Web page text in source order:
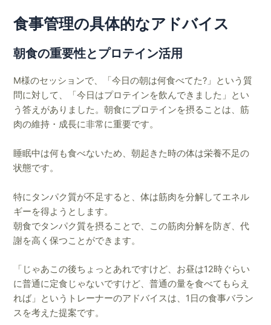
食事管理の具体的なアドバイス
朝食の重要性とプロテイン活用
M様のセッションで、「今日の朝は何食べてた?」という質
問に対して、「今日はプロテインを飲んできました」とい
う答えがありました。朝食にプロテインを摂ることは、筋
肉の維持・成長に非常に重要です。
睡眠中は何も食べないため、朝起きた時の体は栄養不足の
状態です。
特にタンパク質が不足すると、体は筋肉を分解してエネル
ギーを得ようとします。
朝食でタンパク質を摂ることで、この筋肉分解を防ぎ、代
謝を高く保つことができます。
「じゃあこの後ちょっとあれですけど、お昼は12時ぐらい
に普通に定食じゃないですけど、普通の量を食べてもらえ
れば」というトレーナーのアドバイスは、1日の食事バラン
スを考えた提案です。